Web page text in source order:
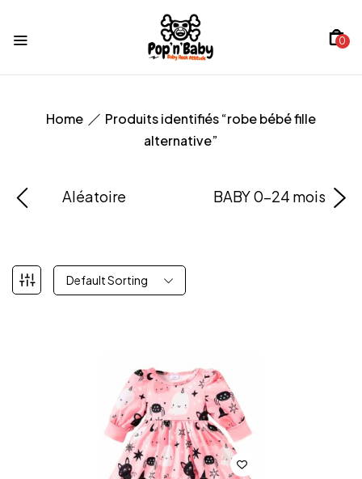
0
Home
Produits identifiés “robe bébé fille
alternative”
Aléatoire BABY 0-24 mois
Default Sorting